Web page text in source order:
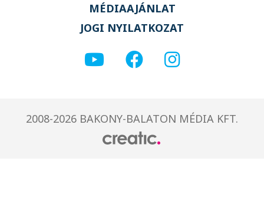
MÉDIAAJÁNLAT
JOGI NYILATKOZAT
2008-2026 BAKONY-BALATON MÉDIA KFT.